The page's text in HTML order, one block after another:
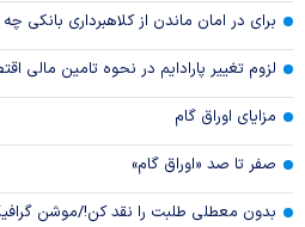
برای در امان ماندن از کلاهبرداری بانکی چه
لزوم تغییر پارادایم در نحوه تامین مالی
مزایای اوراق گام
صفر تا صد «اوراق گام»
بدون معطلی طلبت را نقد کن!/موشن